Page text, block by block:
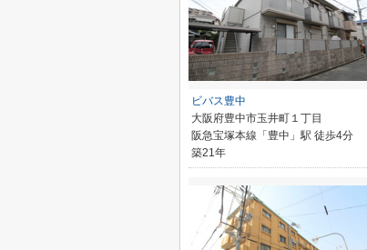
ビバス豊中
大阪府豊中市玉井町１丁目
阪急宝塚本線「豊中」駅 徒歩4分
築21年